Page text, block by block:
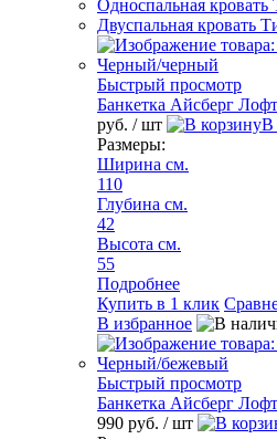
Односпальная кровать
Двуспальная кровать
Быстрый просмотр
Банкетка Айсберг
руб. / шт
В
Размеры:
Ширина см.
110
Глубина см.
42
Высота см.
55
Подробнее
Купить в 1 клик
В избранное
Быстрый просмотр
Банкетка Айсберг
990 руб. / шт